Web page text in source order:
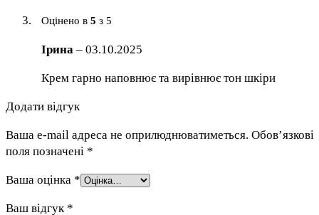
Оцінено в 5 з 5
Ірина – 03.10.2025
Крем гарно наповнює та вирівнює тон шкіри
Додати відгук
Ваша e-mail адреса не оприлюднюватиметься. Обов’язкові
поля позначені *
Ваша оцінка *
Ваш відгук *